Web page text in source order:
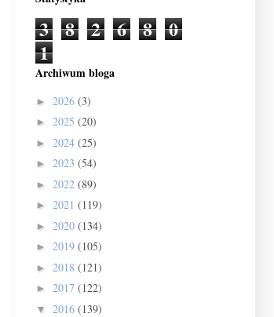
3 8 2 6 8 0
1
Archiwum bloga
► 2026 (3)
► 2025 (20)
► 2024 (25)
► 2023 (54)
► 2022 (89)
► 2021 (119)
► 2020 (134)
► 2019 (105)
► 2018 (121)
► 2017 (122)
▼ 2016 (139)